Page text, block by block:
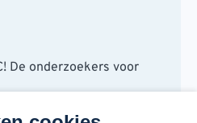
De onderzoekers voor